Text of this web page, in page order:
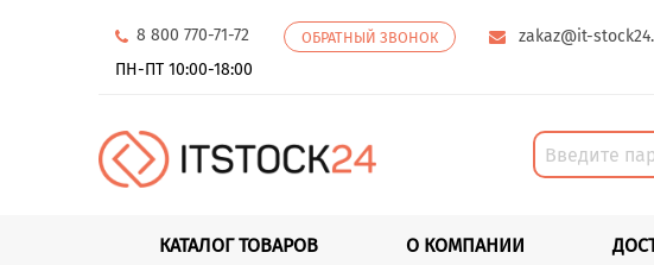
8 800 770-71-72 ОБРАТНЫЙ ЗВОНОК
zakaz@it-
ПН-ПТ 10:00-18:00
КАТАЛОГ ТОВАРОВ О КОМПАНИИ